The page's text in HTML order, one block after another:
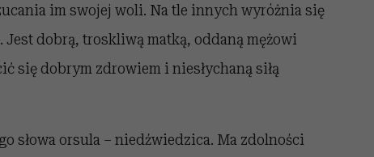
im swojej woli. Na tle innych wyróżnia się
dobrą, troskliwą matką, oddaną mężowi
się dobrym zdrowiem i niesłychaną siłą
słowa orsula – niedźwiedzica. Ma zdolności